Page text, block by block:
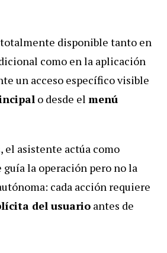
disponible tanto en
como en la aplicación
un acceso específico visible
o desde el menú
el asistente actúa como
la operación pero no la
cada acción requiere
del usuario antes de